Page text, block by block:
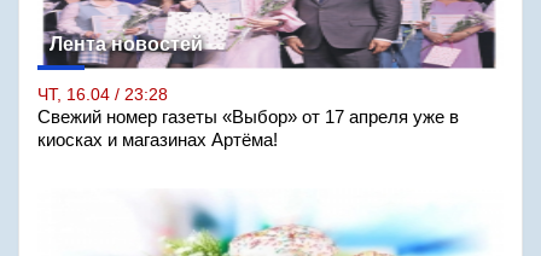
Лента новостей
ЧТ, 16.04 / 23:28
Свежий номер газеты «Выбор» от 17 апреля уже в
киосках и магазинах Артёма!